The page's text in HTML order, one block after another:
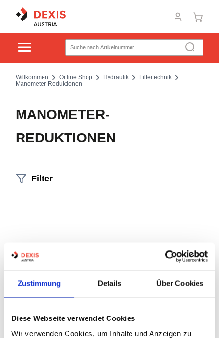
Zustimmung Details Über Cookies
Diese Webseite verwendet Cookies
Wir verwenden Cookies, um Inhalte und Anzeigen zu
Willkommen Online Shop Hydraulik
Filtertechnik
Manometer-Reduktionen
MANOMETER-
REDUKTIONEN
Filter
Auf Lager
Keine Produkte gefunden